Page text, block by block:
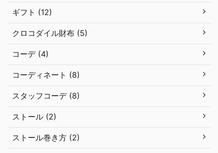
ギフト (12)
クロコダイル財布 (5)
コーデ (4)
コーディネート (8)
スタッフコーデ (8)
ストール (2)
ストール巻き方 (2)